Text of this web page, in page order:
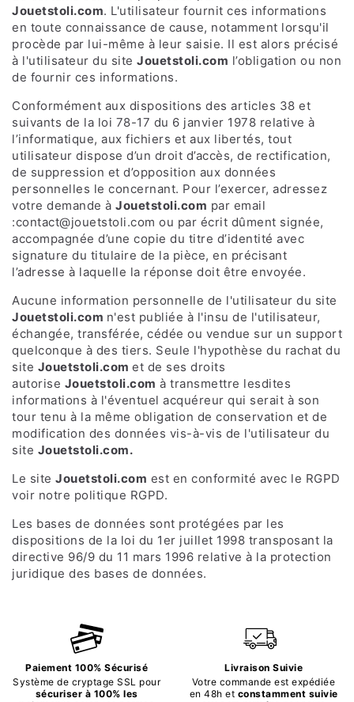
Jouetstoli.com. L'utilisateur fournit ces informations
en toute connaissance de cause, notamment lorsqu'il
procède par lui-même à leur saisie. Il est alors précisé
à l'utilisateur du site Jouetstoli.com l’obligation ou non
de fournir ces informations.
Conformément aux dispositions des articles 38 et
suivants de la loi 78-17 du 6 janvier 1978 relative à
l’informatique, aux fichiers et aux libertés, tout
utilisateur dispose d’un droit d’accès, de rectification,
de suppression et d’opposition aux données
personnelles le concernant. Pour l’exercer, adressez
votre demande à Jouetstoli.com par email
:contact@jouetstoli.com ou par écrit dûment signée,
accompagnée d’une copie du titre d’identité avec
signature du titulaire de la pièce, en précisant
l’adresse à laquelle la réponse doit être envoyée.
Aucune information personnelle de l'utilisateur du site
Jouetstoli.com n'est publiée à l'insu de l'utilisateur,
échangée, transférée, cédée ou vendue sur un support
quelconque à des tiers. Seule l'hypothèse du rachat du
site Jouetstoli.com et de ses droits
autorise Jouetstoli.com à transmettre lesdites
informations à l'éventuel acquéreur qui serait à son
tour tenu à la même obligation de conservation et de
modification des données vis-à-vis de l'utilisateur du
site Jouetstoli.com.
Le site Jouetstoli.com est en conformité avec le RGPD
voir notre politique RGPD.
Les bases de données sont protégées par les
dispositions de la loi du 1er juillet 1998 transposant la
directive 96/9 du 11 mars 1996 relative à la protection
juridique des bases de données.
Paiement 100% Sécurisé
Système de cryptage SSL pour
sécuriser à 100% les
Livraison Suivie
Votre commande est expédiée
en 48h et constamment suivie